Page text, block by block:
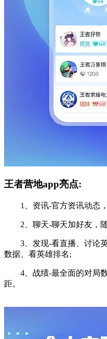
王者营地app亮点:
1、资讯-官方资讯动态，
2、聊天-聊天加好友，随
3、发现-看直播、讨论英
数据、看英雄排名;
4、战绩-最全面的对局数
距。